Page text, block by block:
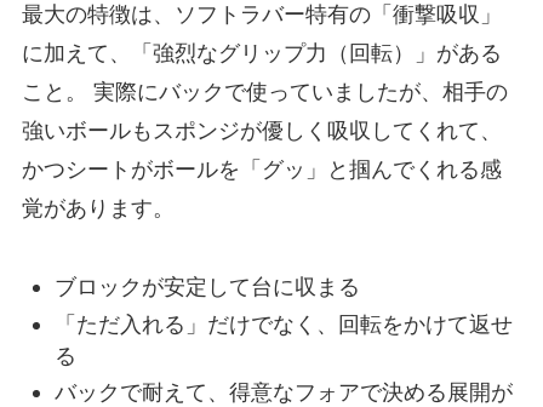
最大の特徴は、ソフトラバー特有の「衝撃吸収」
に加えて、「強烈なグリップ力（回転）」がある
こと。 実際にバックで使っていましたが、相手の
強いボールもスポンジが優しく吸収してくれて、
かつシートがボールを「グッ」と掴んでくれる感
覚があります。
ブロックが安定して台に収まる
「ただ入れる」だけでなく、回転をかけて返せ
る
バックで耐えて、得意なフォアで決める展開が